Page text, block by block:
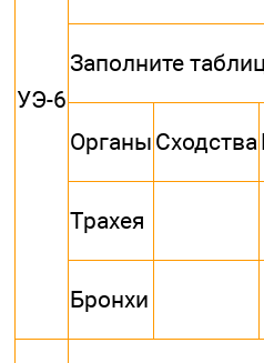
УЭ-6
Заполните
Органы Сходства
Трахея
Бронхи